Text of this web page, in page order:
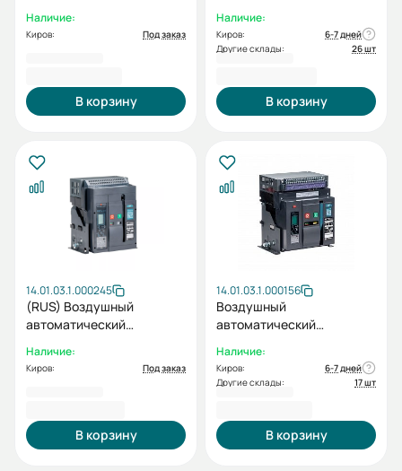
1000A (с корзиной, 3пол.
1000А, 55 кА)
Наличие:
Киров: Под заказ
В корзину
3F M2C2S2 3H 1000A
Наличие:
Киров:
6-7 дней
Другие склады:
26 шт
В корзину
14.01.03.1.000245
(RUS) Воздушный
автоматический
40-0 3F M0C0S0 3H 1600A
(Стационарный, 3пол.
Наличие:
Киров: Под заказ
В корзину
14.01.03.1.000156
Воздушный
автоматический
3F M2C2S2 3H 1250A
Наличие:
Киров:
6-7 дней
Другие склады:
17 шт
В корзину